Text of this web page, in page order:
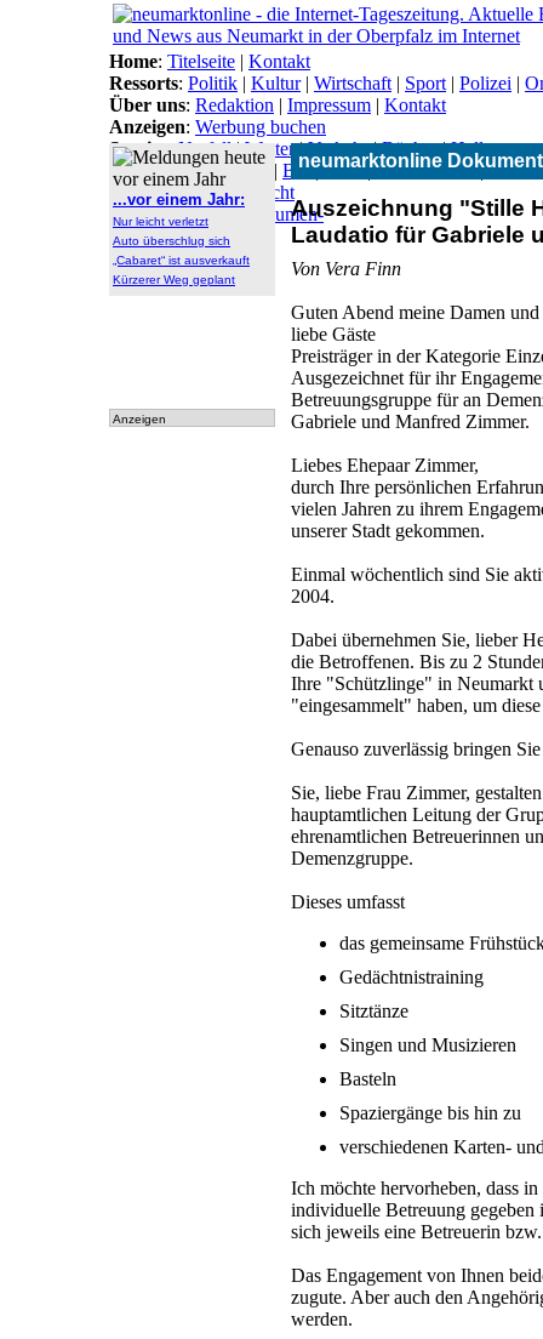
neumarktonline
Auszeichnung "Stille
Laudatio für Gabriele
Von Vera Finn
Guten Abend meine Damen
liebe Gäste
Preisträger in der Kategorie
Ausgezeichnet für ihr
Betreuungsgruppe für an
Gabriele und Manfred Zimmer.
Liebes Ehepaar Zimmer,
durch Ihre persönlichen
vielen Jahren zu ihrem
unserer Stadt gekommen.
Einmal wöchentlich sind Sie
2004.
Dabei übernehmen Sie, lieber
die Betroffenen. Bis zu 2
Ihre "Schützlinge" in Neumarkt
"eingesammelt" haben, um
Genauso zuverlässig bringen
Sie, liebe Frau Zimmer,
hauptamtlichen Leitung der
ehrenamtlichen Betreuerinnen
Demenzgruppe.
Dieses umfasst
das gemeinsame
Gedächtnistraining
Sitztänze
Singen und Musizieren
Basteln
Spaziergänge bis hin zu
verschiedenen Karten-
Ich möchte hervorheben, dass
individuelle Betreuung gegeben
sich jeweils eine Betreuerin
Das Engagement von Ihnen
zugute. Aber auch den
werden.
...vor einem Jahr:
Nur leicht verletzt
Auto überschlug sich
„Cabaret“ ist ausverkauft
Kürzerer Weg geplant
Anzeigen
Home: Titelseite | Kontakt
Ressorts: Politik | Kultur| Wirtschaft | Sport | Polizei |
Über uns: Redaktion | Impressum | Kontakt
Anzeigen: Werbung buchen
Service: Notfall | Wetter|Verkehr|Bücher|Hallo
Themen:Arbeitsamt | BN|CSU|Freie Wähler|
Lokal-Links:Übersicht
Archiv:Archiv|Dokumen-
tationen